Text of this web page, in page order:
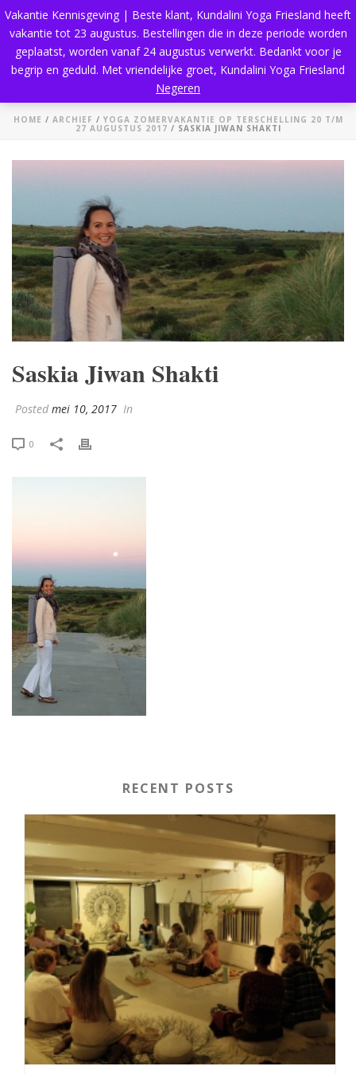
Saskia Jiwan Shakti
HOME / ARCHIEF / YOGA ZOMERVAKANTIE OP TERSCHELLING 20 T/M
27 AUGUSTUS 2017 / SASKIA JIWAN SHAKTI
Saskia Jiwan Shakti
Posted mei 10, 2017 In
0
RECENT POSTS
Vakantie Kennisgeving | Beste klant, Kundalini Yoga Friesland heeft
vakantie tot 23 augustus. Bestellingen die in deze periode worden
geplaatst, worden vanaf 24 augustus verwerkt. Bedankt voor je
begrip en geduld. Met vriendelijke groet, Kundalini Yoga Friesland
Negeren